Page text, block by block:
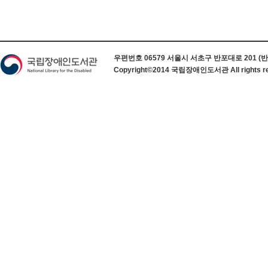
우편번호 06579 서울시 서초구 반포대로 201 (
Copyright©2014 국립장애인도서관 All rights